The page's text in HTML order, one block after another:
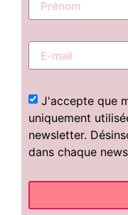
J'accepte que
uniquement
newsletter.
dans chaque